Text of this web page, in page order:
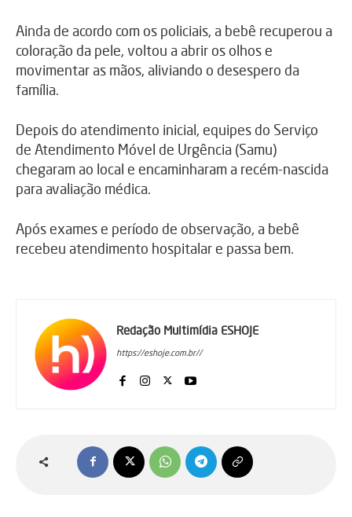
Ainda de acordo com os policiais, a bebê recuperou a
coloração da pele, voltou a abrir os olhos e
movimentar as mãos, aliviando o desespero da
família.
Depois do atendimento inicial, equipes do Serviço
de Atendimento Móvel de Urgência (Samu)
chegaram ao local e encaminharam a recém-nascida
para avaliação médica.
Após exames e período de observação, a bebê
recebeu atendimento hospitalar e passa bem.
Redação Multimídia ESHOJE
https://eshoje.com.br//